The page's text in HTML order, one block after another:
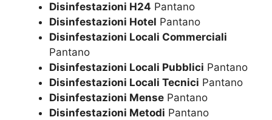
Disinfestazioni H24 Pantano
Disinfestazioni Hotel Pantano
Disinfestazioni Locali Commerciali
Pantano
Disinfestazioni Locali Pubblici Pantano
Disinfestazioni Locali Tecnici Pantano
Disinfestazioni Mense Pantano
Disinfestazioni Metodi Pantano